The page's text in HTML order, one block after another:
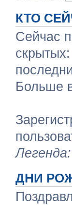
КТО
Сейчас
Больше
ДНИ